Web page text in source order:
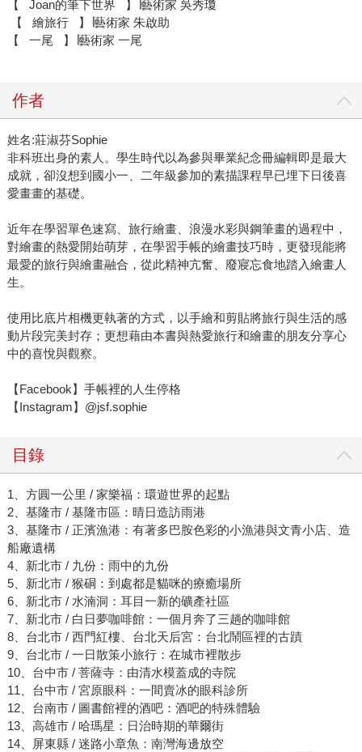
【 Joan的筆下世界 】∣藝術家 吳秀瓊
【 繪旅行 】∣藝術家 朱啟助
【 一尾 】∣藝術家 一尾
作者
姓名:莊淑芬Sophie
非科班出身的素人。學生時代以為參與畢業紀念冊編輯即是最大
成就，卻沒想到國小一、二年級參加的素描課程早已埋下日後喜
愛畫畫的基礎。
近年在學習單色速寫、旅行繪畫、浪漫水彩與鋼筆畫的過程中，
對繪畫的熱愛開始萌芽，在學習手帳的繪畫技巧時，更發現能將
最愛的旅行與繪畫融合，從此精神亢奮、廢寢忘食地踏入繪畫人
生。
使用比底片相機更執著的方式，以手繪和剪貼將旅行與生活的感
動片段完美封存；更想藉由本書與熱愛旅行和繪畫的朋友分享心
中的喜悅與觀察。
【Facebook】手帳裡的人生停格
【Instagram】@jsf.sophie
目錄
1、方圓一公里 / 家樂福：環遊世界的起點
2、基隆市 / 基隆市區：晴日造訪雨港
3、基隆市 / 正濱漁港：有著多巴胺色彩的小漁港與文青小店、造
船廠遺構
4、新北市 / 九份：雨中的九份
5、新北市 / 猴硐：到處都是貓咪的療癒場所
6、新北市 / 水湳洞：耳目一新的礦產社區
7、新北市 / 白日夢咖啡館：一個月奔了三趟的咖啡館
8、台北市 / 西門紅樓、台北天后宮：台北鬧區裡的古蹟
9、台北市 / 一日散策小旅行：在城市裡散步
10、台中市 / 菩薩寺：由清水模蓋成的寺院
11、台中市 / 宮原眼科：一間賣冰的眼科診所
12、台南市 / 圖書館裡的酒吧：酒吧的特殊體驗
13、高雄市 / 哈瑪星：日治時期的華爾街
14、屏東縣 / 迷路小章魚：南灣海邊放空